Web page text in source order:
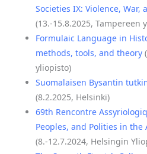
Societies IX: Violence, War,
(13.-15.8.2025, Tampereen
Formulaic Language in
methods, tools, and theory
yliopisto)
Suomalaisen Bysantin
(8.2.2025, Helsinki)
69th Rencontre
Peoples, and Polities in the
(8.-12.7.2024, Helsingin